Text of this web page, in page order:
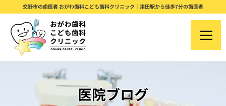
交野市の歯医者 おがわ歯科こども歯科クリニック｜津田駅から徒歩7分の歯医者
医院ブログ